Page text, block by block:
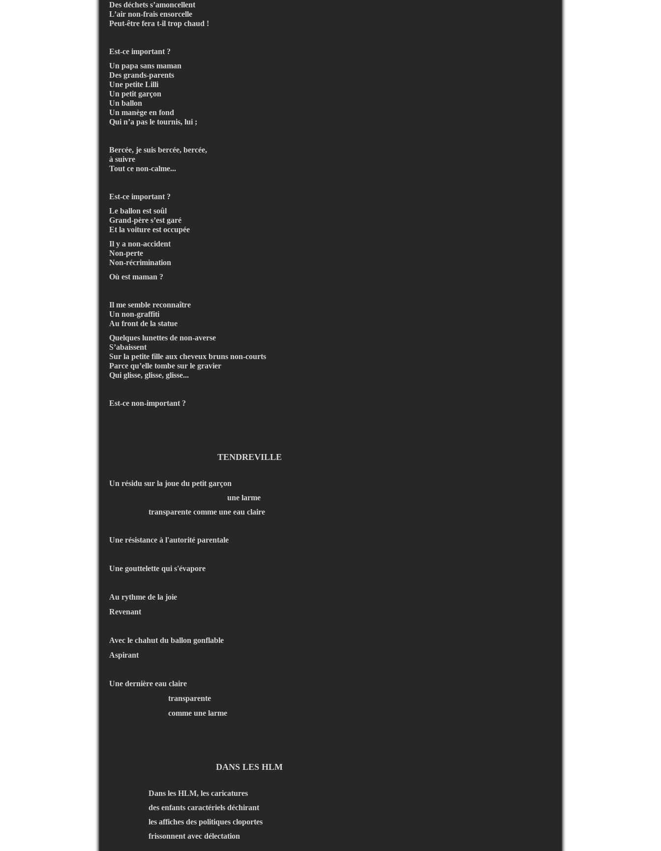
Des déchets s’amoncellent
L’air non-frais ensorcelle
Peut-être fera t-il trop chaud !
Est-ce important ?
Un papa sans maman
Des grands-parents
Une petite Lilli
Un petit garçon
Un ballon
Un manège en fond
Qui n’a pas le tournis, lui ;
Bercée, je suis bercée, bercée,
à suivre
Tout ce non-calme...
Est-ce important ?
Le ballon est soûl
Grand-père s’est garé
Et la voiture est occupée
Il y a non-accident
Non-perte
Non-récrimination
Où est maman ?
Il me semble reconnaître
Un non-graffiti
Au front de la statue
Quelques lunettes de non-averse
S’abaissent
Sur la petite fille aux cheveux bruns non-courts
Parce qu’elle tombe sur le gravier
Qui glisse, glisse, glisse...
Est-ce non-important ?
TENDREVILLE
Un résidu sur la joue du petit garçon
une larme
transparente comme une eau claire
Une résistance à l'autorité parentale
Une gouttelette qui s'évapore
Au rythme de la joie
Revenant
Avec le chahut du ballon gonflable
Aspirant
Une dernière eau claire
transparente
comme une larme
DANS LES HLM
Dans les HLM, les caricatures
des enfants caractériels déchirant
les affiches des politiques cloportes
frissonnent avec délectation